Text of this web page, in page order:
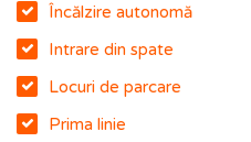
Încălzire autonomă
Intrare din spate
Locuri de parcare
Prima linie